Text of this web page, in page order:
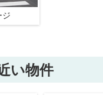
ジ
い物件